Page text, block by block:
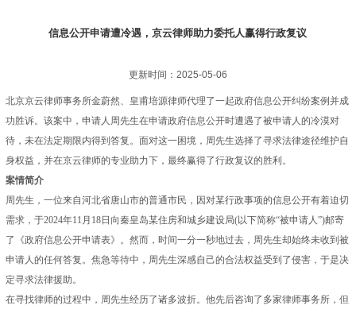
信息公开申请遭冷遇，京云律师助力委托人赢得行政复议
更新时间：2025-05-06
北京京云律师事务所金蔚然、皇甫培源律师代理了一起政府信息公开纠纷案例并成
功胜诉。该案中，申请人周先生在申请政府信息公开时遭遇了被申请人的冷漠对
待，未在法定期限内得到答复。面对这一困境，周先生选择了寻求法律途径维护自
身权益，并在京云律师的专业助力下，最终赢得了行政复议的胜利。
案情简介
周先生，一位来自河北省唐山市的普通市民，因对某行政事项的信息公开有着迫切
需求，于2024年11月18日向秦皇岛某住房和城乡建设局(以下简称“被申请人”)邮寄
了《政府信息公开申请表》。然而，时间一分一秒地过去，周先生却始终未收到被
申请人的任何答复。焦急等待中，周先生深感自己的合法权益受到了侵害，于是决
定寻求法律援助。
在寻找律师的过程中，周先生经历了诸多波折。他先后咨询了多家律师事务所，但